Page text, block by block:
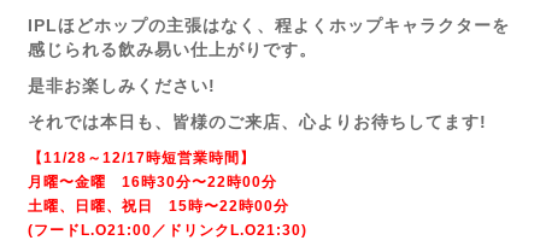
IPLほどホップの主張はなく、程よくホップキャラクターを
感じられる飲み易い仕上がりです。
是非お楽しみください!
それでは本日も、皆様のご来店、心よりお待ちしてます!
【11/28～12/17時短営業時間】
月曜〜金曜 16時30分〜22時00分
土曜、日曜、祝日 15時〜22時00分
(フードL.O21:00／ドリンクL.O21:30)